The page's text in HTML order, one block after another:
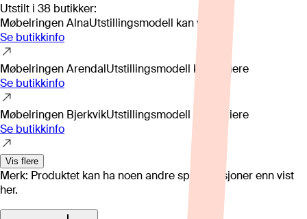
Utstilt i 38 butikker:
Møbelringen AlnaUtstillingsmodell kan variere
Se butikkinfo
Møbelringen ArendalUtstillingsmodell kan variere
Se butikkinfo
Møbelringen BjerkvikUtstillingsmodell kan variere
Se butikkinfo
Vis flere
Merk: Produktet kan ha noen andre spesifikasjoner enn vist
her.